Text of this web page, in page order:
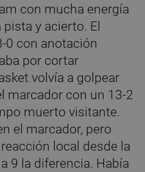
con mucha energía
y acierto. El
0 con anotación
por cortar
volvía a golpear
marcador con un 13-2
muerto visitante.
el marcador, pero
local desde la
9 la diferencia. Había